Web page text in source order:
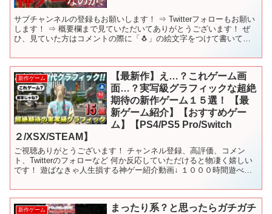
サブチャンネルの登録もお願いします！ ⇒ Twitterフォローもお願い
します！ ⇒ 概要欄まで見ていただいてありがとうございます！ ぜ
ひ、見ていた方はコメントの際に「🐧」の絵文字をつけて書いてい
新作ゲーム
【最新作】え…？これゲーム画
面…？実写級グラフィックな超絶
期待の新作ゲーム１５選！ 【最
新ゲーム紹介】【おすすめゲー
ム】【PS4/PS5 Pro/Switch
２/XSX/STEAM】
ご視聴ありがとうございます！ チャンネル登録、高評価、コメン
ト、Twitterのフォローなど 何か反応していただけると物凄く嬉しい
です！ 遊ばなきゃ人生損する神ゲー紹介動画↓ １０００時間遊べる
新作ゲーム
まったり系？と思ったらガチガチ